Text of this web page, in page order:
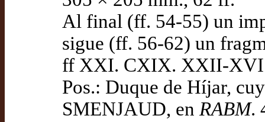
Al final (ff. 54-55) un
sigue (ff. 56-62) un
ff XXI. CXIX. XXII-XVI
Pos.: Duque de Híjar,
SMENJAUD, en RABM.